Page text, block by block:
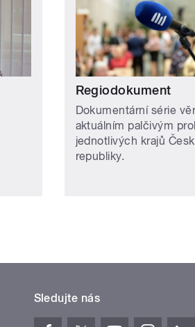
Regiodokument
Dokumentární série
aktuálním palčivým
jednotlivých krajů
republiky.
Sledujte nás